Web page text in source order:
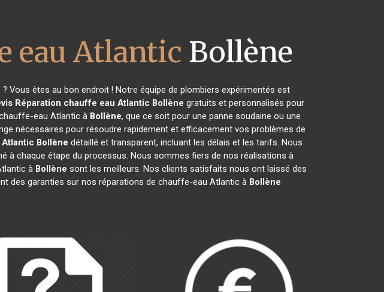
eau Atlantic Bollène
? Vous êtes au bon endroit ! Notre équipe de plombiers expérimentés est
Réparation chauffe eau Atlantic Bollène gratuits et personnalisés pour
eau Atlantic à Bollène, que ce soit pour une panne soudaine ou une
nécessaires pour résoudre rapidement et efficacement vos problèmes de
Bollène détaillé et transparent, incluant les délais et les tarifs. Nous
chaque étape du processus. Nous sommes fiers de nos réalisations à
à Bollène sont les meilleurs. Nos clients satisfaits nous ont laissé des
des garanties sur nos réparations de chauffe-eau Atlantic à Bollène